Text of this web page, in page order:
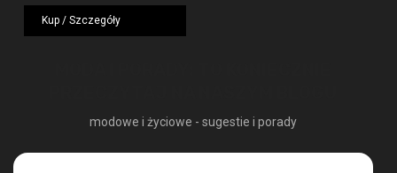
wynosiła:
Kup / Szczegóły
modowe i życiowe - sugestie i porady